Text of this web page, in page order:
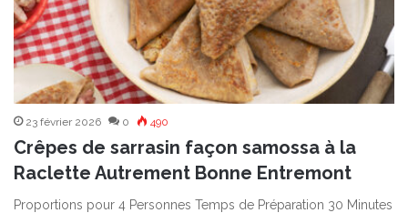
23 février 2026 0 490
Crêpes de sarrasin façon samossa à la
Raclette Autrement Bonne Entremont
Proportions pour 4 Personnes Temps de Préparation 30 Minutes